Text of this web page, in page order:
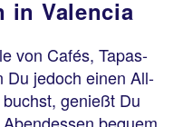
in Valencia
von Cafés, Tapas-
Du jedoch einen All-
genießt Du
bequem